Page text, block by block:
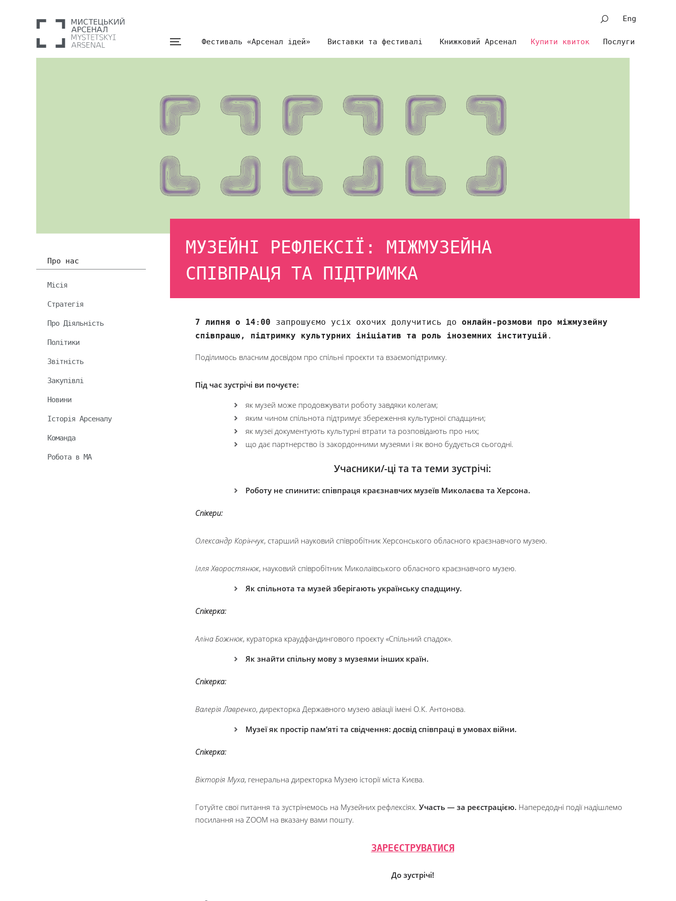
Eng
Фестиваль «Арсенал ідей» Виставки та фестивалі Книжковий Арсенал Послуги
Купити квиток
Про нас
Місія
Стратегія
Про Діяльність
Політики
Звітність
Закупівлі
Новини
Історія Арсеналу
Команда
Робота в МА
МУЗЕЙНІ РЕФЛЕКСІЇ: МІЖМУЗЕЙНА
СПІВПРАЦЯ ТА ПІДТРИМКА
7 липня о 14:00 запрошуємо усіх охочих долучитись до онлайн-розмови про міжмузейну
співпрацю, підтримку культурних ініціатив та роль іноземних інституцій.
Поділимось власним досвідом про спільні проєкти та взаємопідтримку.
Під час зустрічі ви почуєте:
як музей може продовжувати роботу завдяки колегам;
яким чином спільнота підтримує збереження культурної спадщини;
як музеї документують культурні втрати та розповідають про них;
що дає партнерство із закордонними музеями і як воно будується сьогодні.
Учасники/-ці та та теми зустрічі:
Роботу не спинити: співпраця краєзнавчих музеїв Миколаєва та Херсона.
Спікери:
Олександр Корінчук, старший науковий співробітник Херсонського обласного краєзнавчого музею.
Ілля Хворостянюк, науковий співробітник Миколаївського обласного краєзнавчого музею.
Як спільнота та музей зберігають українську спадщину.
Спікерка:
Аліна Божнюк, кураторка краудфандингового проєкту «Спільний спадок».
Як знайти спільну мову з музеями інших країн.
Спікерка:
Валерія Лавренко, директорка Державного музею авіації імені О.К. Антонова.
Музеї як простір пам’яті та свідчення: досвід співпраці в умовах війни.
Спікерка:
Вікторія Муха, генеральна директорка Музею історії міста Києва.
Готуйте свої питання та зустрінемось на Музейних рефлексіях. Участь — за реєстрацією. Напередодні події надішлемо
посилання на ZOOM на вказану вами пошту.
ЗАРЕЄСТРУВАТИСЯ
До зустрічі!